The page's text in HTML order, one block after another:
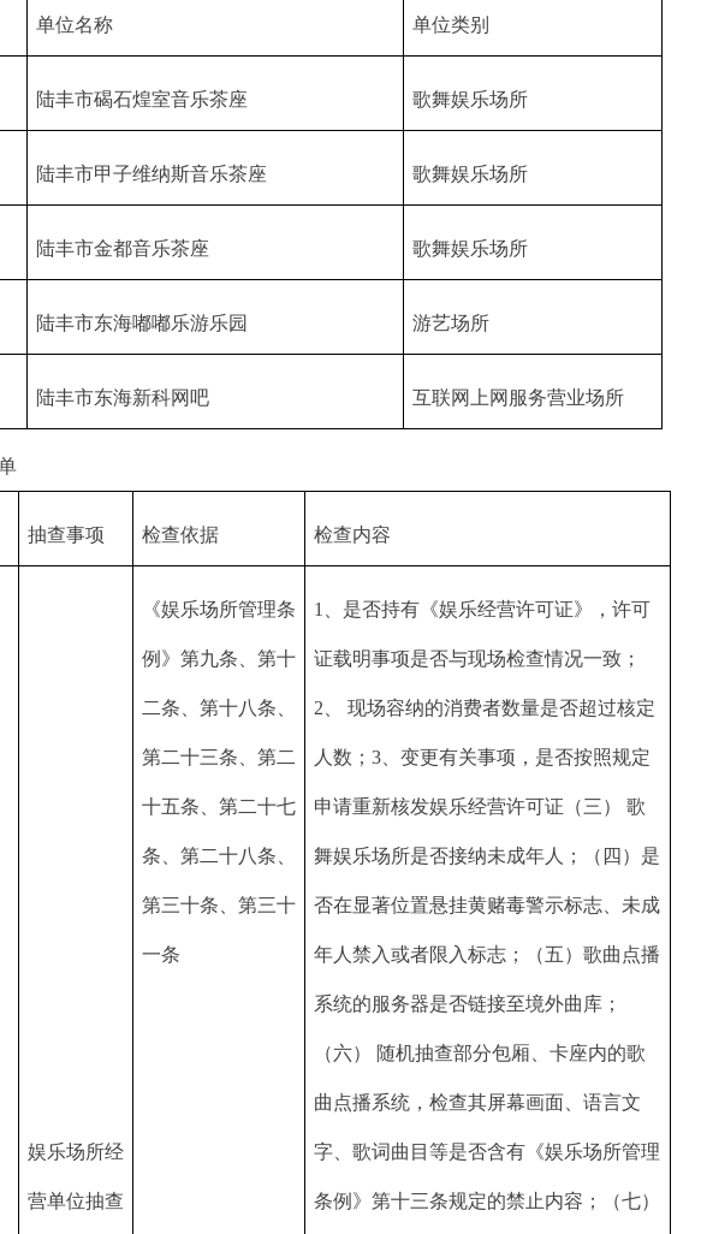
单位名称 单位类别
陆丰市碣石煌室音乐茶座 歌舞娱乐场所
陆丰市甲子维纳斯音乐茶座 歌舞娱乐场所
陆丰市金都音乐茶座 歌舞娱乐场所
陆丰市东海嘟嘟乐游乐园 游艺场所
陆丰市东海新科网吧 互联网上网服务营业场所
抽查事项 检查依据 检查内容
娱乐场所经
营单位抽查
《娱乐场所管理条
例》第九条、第十
二条、第十八条、
第二十三条、第二
十五条、第二十七
条、第二十八条、
第三十条、第三十
一条
1、是否持有《娱乐经营许可证》，许可
证载明事项是否与现场检查情况一致；
2、 现场容纳的消费者数量是否超过核定
人数；3、变更有关事项，是否按照规定
申请重新核发娱乐经营许可证（三） 歌
舞娱乐场所是否接纳未成年人；（四）是
否在显著位置悬挂黄赌毒警示标志、未成
年人禁入或者限入标志；（五）歌曲点播
系统的服务器是否链接至境外曲库；
（六） 随机抽查部分包厢、卡座内的歌
曲点播系统，检查其屏幕画面、语言文
字、歌词曲目等是否含有《娱乐场所管理
条例》第十三条规定的禁止内容；（七）